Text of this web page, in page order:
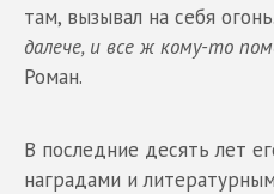
там, вызывал на себя огонь.
далече, и все ж кому-то
Роман.
В последние десять лет
наградами и